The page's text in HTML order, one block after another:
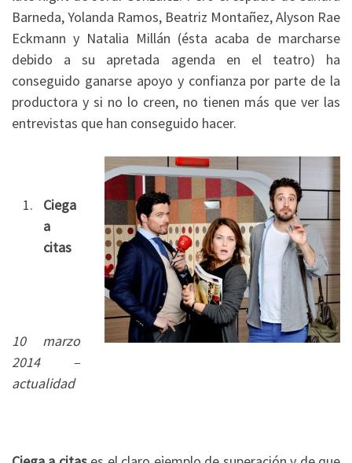
Barneda, Yolanda Ramos, Beatriz Montañez, Alyson Rae
Eckmann y Natalia Millán (ésta acaba de marcharse
debido a su apretada agenda en el teatro) ha
conseguido ganarse apoyo y confianza por parte de la
productora y si no lo creen, no tienen más que ver las
entrevistas que han conseguido hacer.
Ciega
a
citas
10 marzo
2014 –
actualidad